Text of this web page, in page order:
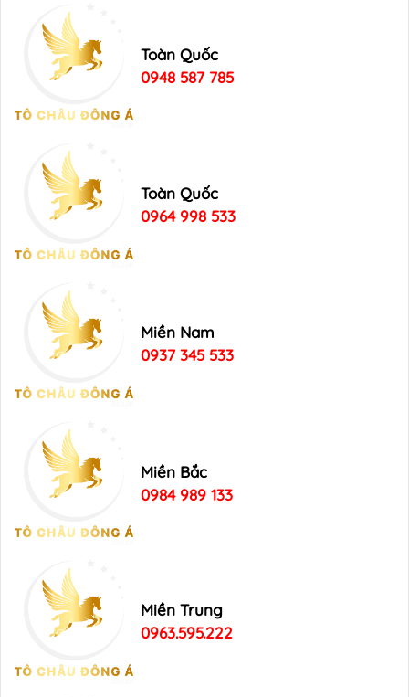
Toàn Quốc
0948 587 785
Toàn Quốc
0964 998 533
Miền Nam
0937 345 533
Miền Bắc
0984 989 133
Miền Trung
0963.595.222